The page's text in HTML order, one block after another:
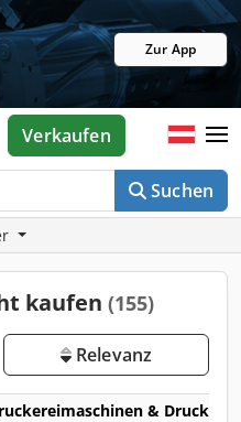
Zur App
Suchen
Verkaufen
kaufen (155)
Relevanz
&